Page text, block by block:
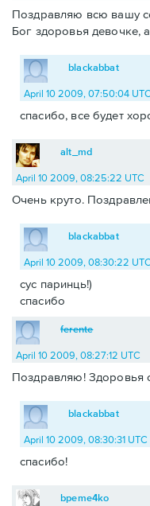
Поздравляю всю вашу
Бог здоровья девочке,
blackabbat
April 10 2009, 07:50:04 UTC
спасибо, все будет
alt_md
April 10 2009, 08:25:22 UTC
Очень круто.
blackabbat
April 10 2009, 08:30:22 UTC
сус паринць!)
спасибо
ferente
April 10 2009, 08:27:12 UTC
Поздравляю! Здоровья
blackabbat
April 10 2009, 08:30:31 UTC
спасибо!
bpeme4ko